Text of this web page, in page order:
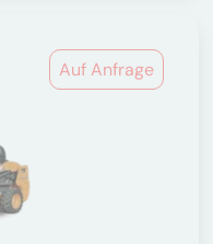
Auf Anfrage